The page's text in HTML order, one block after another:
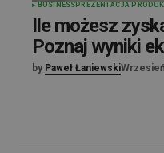
BUSINESS PREZENTACJA
Ile możesz
Poznaj wyniki
by Paweł Łaniewski